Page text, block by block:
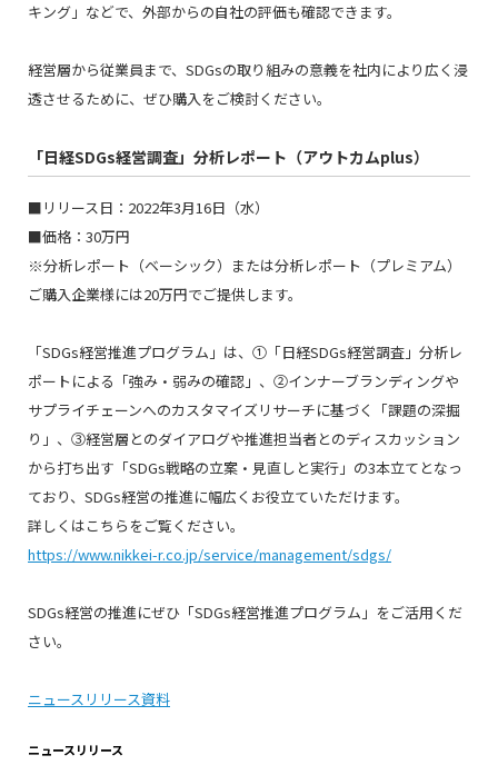
キング」などで、外部からの自社の評価も確認できます。
経営層から従業員まで、SDGsの取り組みの意義を社内により広く浸
透させるために、ぜひ購入をご検討ください。
「日経SDGs経営調査」分析レポート（アウトカムplus）
■リリース日：2022年3月16日（水）
■価格：30万円
※分析レポート（ベーシック）または分析レポート（プレミアム）
ご購入企業様には20万円でご提供します。
「SDGs経営推進プログラム」は、①「日経SDGs経営調査」分析レ
ポートによる「強み・弱みの確認」、②インナーブランディングや
サプライチェーンへのカスタマイズリサーチに基づく「課題の深掘
り」、③経営層とのダイアログや推進担当者とのディスカッション
から打ち出す「SDGs戦略の立案・見直しと実行」の3本立てとなっ
ており、SDGs経営の推進に幅広くお役立ていただけます。
詳しくはこちらをご覧ください。
https://www.nikkei-r.co.jp/service/management/sdgs/
SDGs経営の推進にぜひ「SDGs経営推進プログラム」をご活用くだ
さい。
ニュースリリース資料
ニュースリリース